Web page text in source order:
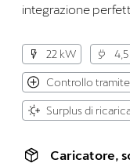
integrazione
22 kW
Controllo
Surplus di
Caricatore,